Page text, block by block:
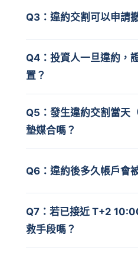
Q3：違約交割可以申請
Q4：投資人一旦違約，
置？
Q5：發生違約交割當天
墊媒合嗎？
Q6：違約後多久帳戶會
Q7：若已接近 T+2
救手段嗎？